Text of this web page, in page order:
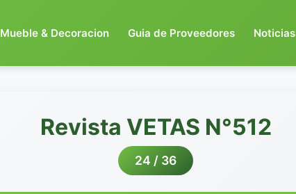
Mueble & Decoracion Guia de Proveedores Noticias
Revista VETAS N°512
24 / 36